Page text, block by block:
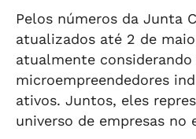
Pelos números da Junta
atualizados até 2 de
atualmente considerando
microempreendedores
ativos. Juntos, eles
universo de empresas no